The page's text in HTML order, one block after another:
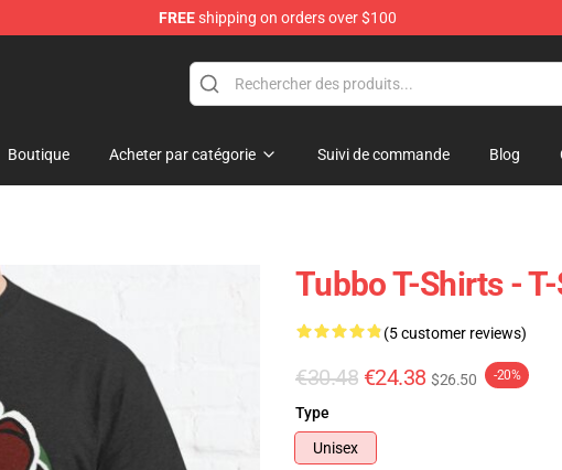
FREEshipping on orders over $100
Boutique Acheter par catégorie Suivi de commande Blog
Tubbo T-Shirts -
(5 customer reviews)
€30.48 €24.38 $26.50 -20%
Type
Unisex